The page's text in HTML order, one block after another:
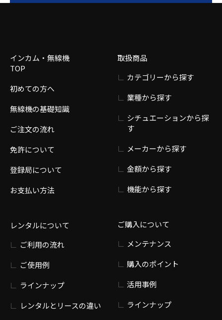
インカム・無線機
TOP
初めての方へ
無線機の基礎知識
ご注文の流れ
免許について
登録局について
お支払い方法
レンタルについて
ご利用の流れ
ご使用例
ラインナップ
レンタルとリースの違い
取扱商品
カテゴリーから探す
業種から探す
シチュエーションから探
す
メーカーから探す
金額から探す
機能から探す
ご購入について
メンテナンス
購入のポイント
活用事例
ラインナップ